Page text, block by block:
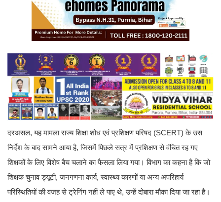
दरअसल, यह मामला राज्य शिक्षा शोध एवं प्रशिक्षण परिषद (SCERT) के उस
निर्देश के बाद सामने आया है, जिसमें पिछले सत्र में प्रशिक्षण से वंचित रह गए
शिक्षकों के लिए विशेष बैच चलाने का फैसला लिया गया। विभाग का कहना है कि जो
शिक्षक चुनाव ड्यूटी, जनगणना कार्य, स्वास्थ्य कारणों या अन्य अपरिहार्य
परिस्थितियों की वजह से ट्रेनिंग नहीं ले पाए थे, उन्हें दोबारा मौका दिया जा रहा है।